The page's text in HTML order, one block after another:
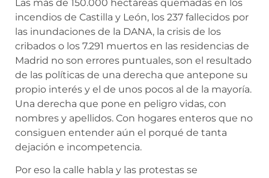
Las más de 150.000 hectáreas quemadas en los
incendios de Castilla y León, los 237 fallecidos por
las inundaciones de la DANA, la crisis de los
cribados o los 7.291 muertos en las residencias de
Madrid no son errores puntuales, son el resultado
de las políticas de una derecha que antepone su
propio interés y el de unos pocos al de la mayoría.
Una derecha que pone en peligro vidas, con
nombres y apellidos. Con hogares enteros que no
consiguen entender aún el porqué de tanta
dejación e incompetencia.
Por eso la calle habla y las protestas se